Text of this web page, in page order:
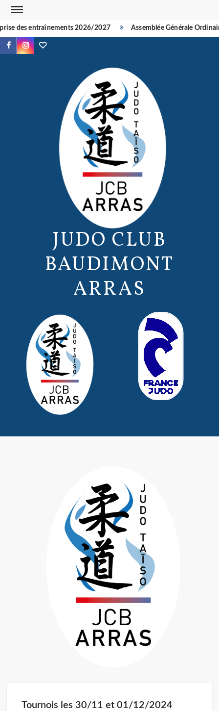
Skip
content
des entraînements 2026/2027 Assemblée Générale
FacebookInstagram
TikTok
JUDO CLUB
BAUDIMONT
ARRAS
Tournois les 30/11 et 01/12/2024